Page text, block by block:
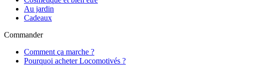
Au jardin
Cadeaux
Commander
Comment ça marche ?
Pourquoi acheter Locomotivés ?